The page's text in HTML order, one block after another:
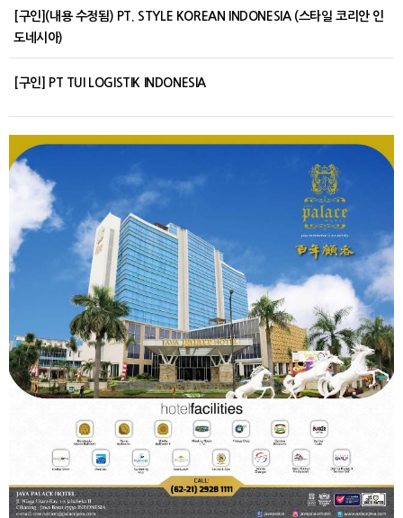
[구인](내용 수정됨) PT. STYLE KOREAN INDONESIA (스타일 코리안 인
도네시아)
[구인] PT TUI LOGISTIK INDONESIA